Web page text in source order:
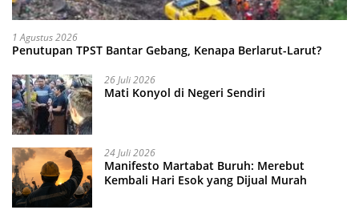
1 Agustus 2026
Penutupan TPST Bantar Gebang, Kenapa Berlarut-Larut?
26 Juli 2026
Mati Konyol di Negeri Sendiri
24 Juli 2026
Manifesto Martabat Buruh: Merebut
Kembali Hari Esok yang Dijual Murah